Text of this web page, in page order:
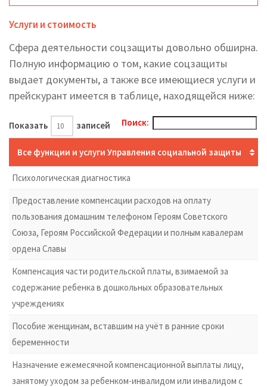
Услуги и стоимость
Сфера деятельности соцзащиты довольно обширна.
Полную информацию о том, какие соцзащиты
выдает документы, а также все имеющиеся услуги и
прейскурант имеется в таблице, находящейся ниже:
Показать записей Поиск:
Все функции и услуги Управления социальной защиты
Психологическая диагностика
Предоставление компенсации расходов на оплату
пользования домашним телефоном Героям Советского
Союза, Героям Российской Федерации и полным кавалерам
ордена Славы
Компенсация части родительской платы, взимаемой за
содержание ребенка в дошкольных образовательных
учреждениях
Пособие женщинам, вставшим на учёт в ранние сроки
беременности
Назначение ежемесячной компенсационной выплаты лицу,
занятому уходом за ребенком-инвалидом или инвалидом с